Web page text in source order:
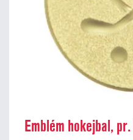
Emblém hokejbal,